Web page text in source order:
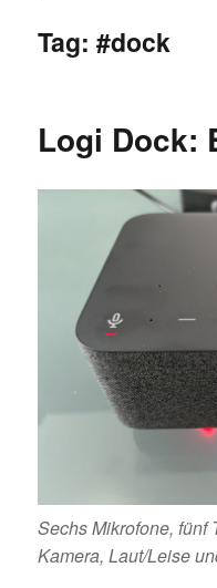
Tag:#dock
Logi Dock:
Sechs Mikrofone, fünf
Kamera, Laut/Leise